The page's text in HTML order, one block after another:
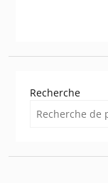
Recherche